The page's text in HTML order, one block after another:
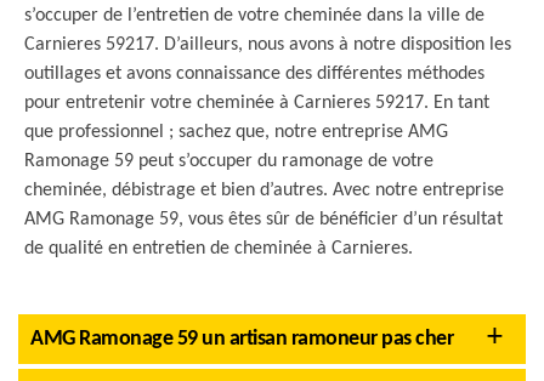
s’occuper de l’entretien de votre cheminée dans la ville de
Carnieres 59217. D’ailleurs, nous avons à notre disposition les
outillages et avons connaissance des différentes méthodes
pour entretenir votre cheminée à Carnieres 59217. En tant
que professionnel ; sachez que, notre entreprise AMG
Ramonage 59 peut s’occuper du ramonage de votre
cheminée, débistrage et bien d’autres. Avec notre entreprise
AMG Ramonage 59, vous êtes sûr de bénéficier d’un résultat
de qualité en entretien de cheminée à Carnieres.
AMG Ramonage 59 un artisan ramoneur pas cher